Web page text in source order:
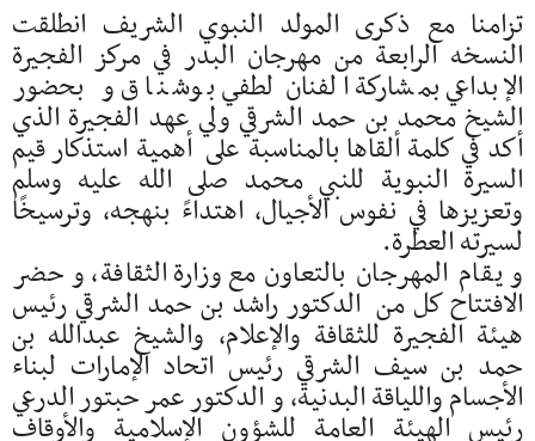
تزامنا مع ذكرى المولد النبوي الشريف انطلقت
النسخه الرابعة من مهرجان البدر في مركز الفجيرة
الإبداعي بمشاركة الفنان لطفي بوشناق و بحضور
الشيخ محمد بن حمد الشرقي ولي عهد الفجيرة الذي
أكد في كلمة ألقاها بالمناسبة على أهمية استذكار قيم
السيرة النبوية للنبي محمد صلى الله عليه وسلم
وتعزيزها في نفوس الأجيال، اهتداءً بنهجه، وترسيخًا
لسيرته العطرة.
و يقام المهرجان بالتعاون مع وزارة الثقافة، و حضر
الافتتاح كل من الدكتور راشد بن حمد الشرقي رئيس
هيئة الفجيرة للثقافة والإعلام، والشيخ عبدالله بن
حمد بن سيف الشرقي رئيس اتحاد الإمارات لبناء
الأجسام واللياقة البدنية، و الدكتور عمر حبتور الدرعي
رئيس الهيئة العامة للشؤون الإسلامية والأوقاف